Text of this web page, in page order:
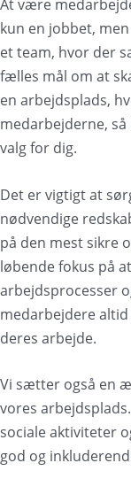
At være
kun en jobbet,
et team, hvor der
fælles mål om at
en arbejdsplads,
medarbejderne,
valg for dig.
Det er vigtigt at
nødvendige
på den mest sikre
løbende fokus på
arbejdsprocesser
medarbejdere
deres arbejde.
Vi sætter også en
vores
sociale aktiviteter
god og